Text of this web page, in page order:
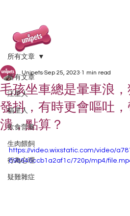
所有文章
汪星人
貓星人
飲食營養
生肉餵飼
行為心理
疑難雜症
所有文章
毛孩坐車總是暈車浪
發抖，有時更會嘔吐
潰，點算？
Unipets Sep 25, 2023 1 min read
https://video.wixstatic.com/video/
898646ccb1a2af1c/720p/mp4/